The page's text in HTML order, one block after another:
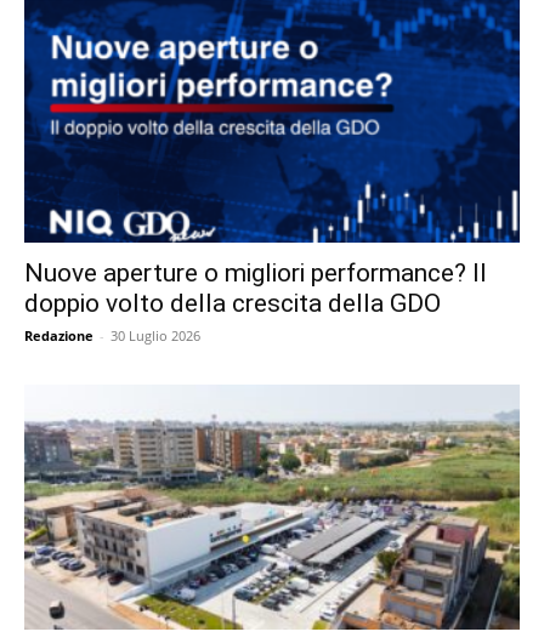
Nuove aperture o migliori performance? Il
doppio volto della crescita della GDO
Redazione - 30 Luglio 2026